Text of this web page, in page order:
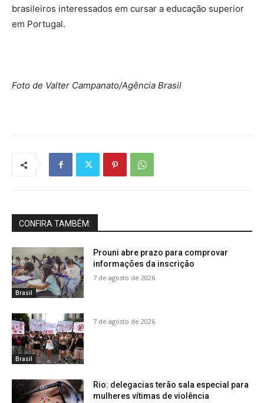
brasileiros interessados em cursar a educação superior
em Portugal.
Foto de Valter Campanato/Agência Brasil
CONFIRA TAMBÉM:
Brasil
Prouni abre prazo para comprovar
informações da inscrição
7 de agosto de 2026
Brasil
7 de agosto de 2026
Rio: delegacias terão sala especial para
mulheres vítimas de violência